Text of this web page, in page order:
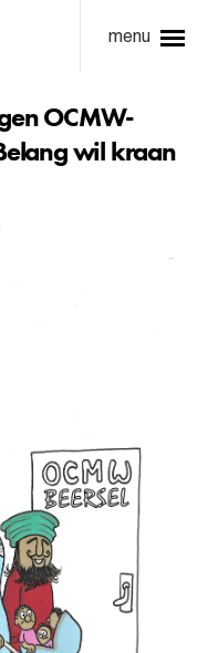
menu
OCMW-
wil kraan